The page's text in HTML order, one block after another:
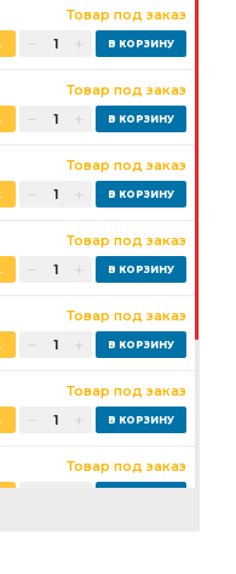
Товар под заказ
Товар под заказ
Товар под заказ
Товар под заказ
Товар под заказ
Товар под заказ
Товар под заказ